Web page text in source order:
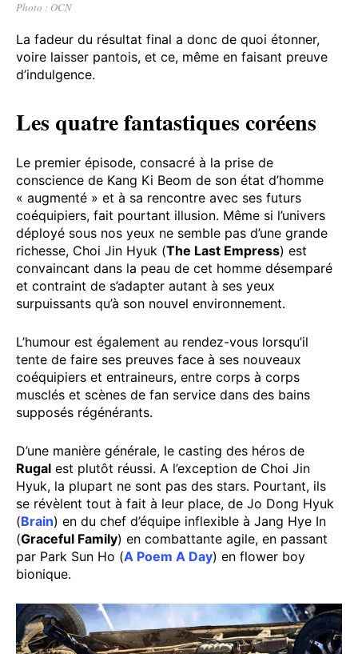
Photo : OCN
La fadeur du résultat final a donc de quoi étonner,
voire laisser pantois, et ce, même en faisant preuve
d’indulgence.
Les quatre fantastiques coréens
Le premier épisode, consacré à la prise de
conscience de Kang Ki Beom de son état d’homme
« augmenté » et à sa rencontre avec ses futurs
coéquipiers, fait pourtant illusion. Même si l’univers
déployé sous nos yeux ne semble pas d’une grande
richesse, Choi Jin Hyuk (The Last Empress) est
convaincant dans la peau de cet homme désemparé
et contraint de s’adapter autant à ses yeux
surpuissants qu’à son nouvel environnement.
L’humour est également au rendez-vous lorsqu’il
tente de faire ses preuves face à ses nouveaux
coéquipiers et entraineurs, entre corps à corps
musclés et scènes de fan service dans des bains
supposés régénérants.
D’une manière générale, le casting des héros de
Rugal est plutôt réussi. A l’exception de Choi Jin
Hyuk, la plupart ne sont pas des stars. Pourtant, ils
se révèlent tout à fait à leur place, de Jo Dong Hyuk
(Brain) en du chef d’équipe inflexible à Jang Hye In
(Graceful Family) en combattante agile, en passant
par Park Sun Ho (A Poem A Day) en flower boy
bionique.